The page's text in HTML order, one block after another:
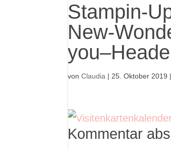
Stampin-
New-
vonClaudia | 25. Oktober 2019
Kommentar